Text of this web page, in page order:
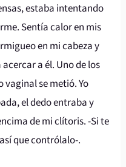
estaba intentando
Sentía calor en mis
en mi cabeza y
a él. Uno de los
vaginal se metió. Yo
el dedo entraba y
de mi clítoris. -Si te
que contrólalo-.